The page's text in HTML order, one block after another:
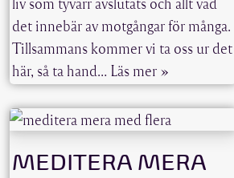
det innebär av motgångar för många.
Tillsammans kommer vi ta oss ur det
här, så ta hand… Läs mer »
MEDITERA MERA